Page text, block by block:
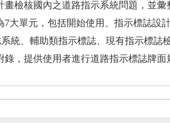
檢核國內之道路指示系統問題，並彙
大單元，包括開始使用、指示標誌設
統、輔助類指示標誌、現有指示標誌
，提供使用者進行道路指示標誌牌面